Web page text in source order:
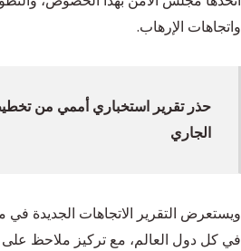
واتجاهات الإرهاب.
حذر تقرير استخباري أممي من
الجاري
ويستعرض التقرير الاتجاهات الجديدة في
في كل دول العالم، مع تركيز ملاحظ